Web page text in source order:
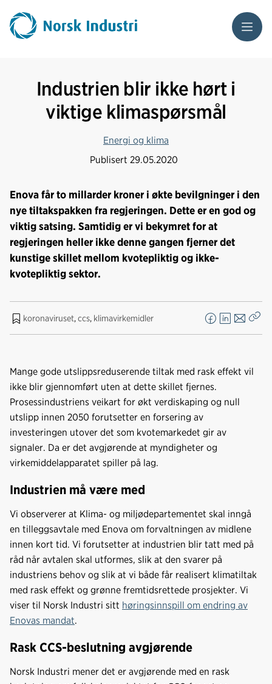
Meny
Industrien blir ikke hørt i
viktige klimaspørsmål
Energi og klima
Publisert 29.05.2020
Enova får to millarder kroner i økte bevilgninger i den
nye tiltakspakken fra regjeringen. Dette er en god og
viktig satsing. Samtidig er vi bekymret for at
regjeringen heller ikke denne gangen fjerner det
kunstige skillet mellom kvotepliktig og ikke-
kvotepliktig sektor.
koronaviruset,ccs, klimavirkemidler
F
a
e
b
o
L
i
k
d
E
-
o
t
Mange gode utslippsreduserende tiltak med rask effekt vil
ikke blir gjennomført uten at dette skillet fjernes.
Prosessindustriens veikart for økt verdiskaping og null
utslipp innen 2050 forutsetter en forsering av
investeringen utover det som kvotemarkedet gir av
signaler. Da er det avgjørende at myndigheter og
virkemiddelapparatet spiller på lag.
Industrien må være med
Vi observerer at Klima- og miljødepartementet skal inngå
en tilleggsavtale med Enova om forvaltningen av midlene
innen kort tid. Vi forutsetter at industrien blir tatt med på
råd når avtalen skal utformes, slik at den svarer på
industriens behov og slik at vi både får realisert klimatiltak
med rask effekt og grønne fremtidsrettede prosjekter. Vi
viser til Norsk Industri sitt høringsinnspill om endring av
Enovas mandat.
Rask CCS-beslutning avgjørende
Norsk Industri mener det er avgjørende med en rask